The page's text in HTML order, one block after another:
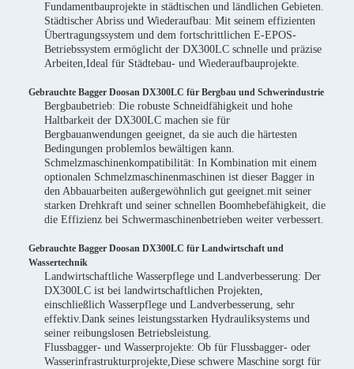
Fundamentbauprojekte in städtischen und ländlichen Gebieten.
Städtischer Abriss und Wiederaufbau: Mit seinem effizienten
Übertragungssystem und dem fortschrittlichen E-EPOS-
Betriebssystem ermöglicht der DX300LC schnelle und präzise
Arbeiten,Ideal für Städtebau- und Wiederaufbauprojekte.
Gebrauchte Bagger Doosan DX300LC für Bergbau und Schwerindustrie
Bergbaubetrieb: Die robuste Schneidfähigkeit und hohe
Haltbarkeit der DX300LC machen sie für
Bergbauanwendungen geeignet, da sie auch die härtesten
Bedingungen problemlos bewältigen kann.
Schmelzmaschinenkompatibilität: In Kombination mit einem
optionalen Schmelzmaschinenmaschinen ist dieser Bagger in
den Abbauarbeiten außergewöhnlich gut geeignet.mit seiner
starken Drehkraft und seiner schnellen Boomhebefähigkeit, die
die Effizienz bei Schwermaschinenbetrieben weiter verbessert.
Gebrauchte Bagger Doosan DX300LC für Landwirtschaft und
Wassertechnik
Landwirtschaftliche Wasserpflege und Landverbesserung: Der
DX300LC ist bei landwirtschaftlichen Projekten,
einschließlich Wasserpflege und Landverbesserung, sehr
effektiv.Dank seines leistungsstarken Hydrauliksystems und
seiner reibungslosen Betriebsleistung.
Flussbagger- und Wasserprojekte: Ob für Flussbagger- oder
Wasserinfrastrukturprojekte,Diese schwere Maschine sorgt für